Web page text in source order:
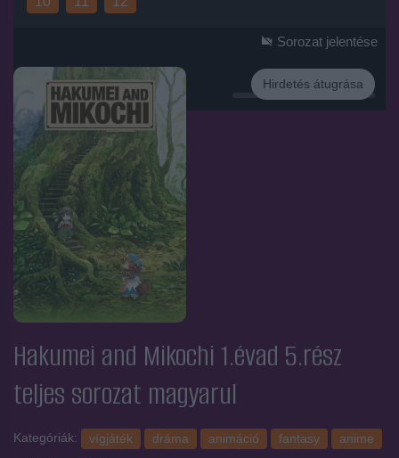
Hirdetés
Hirdetés átugrása
Sorozat jelentése
Hakumei and Mikochi 1.évad 5.rész
teljes sorozat magyarul
Kategóriák: vígjáték dráma animáció fantasy
anime